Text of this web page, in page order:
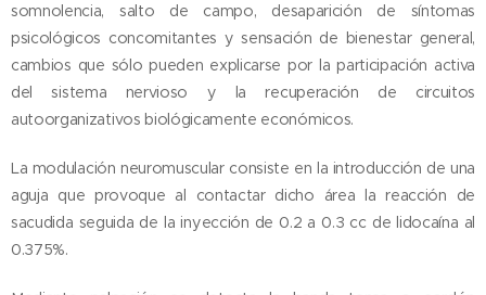
somnolencia, salto de campo, desaparición de síntomas
psicológicos concomitantes y sensación de bienestar general,
cambios que sólo pueden explicarse por la participación activa
del sistema nervioso y la recuperación de circuitos
autoorganizativos biológicamente económicos.
La modulación neuromuscular consiste en la introducción de una
aguja que provoque al contactar dicho área la reacción de
sacudida seguida de la inyección de 0.2 a 0.3 cc de lidocaína al
0.375%.